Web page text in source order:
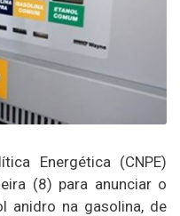
Energética (CNPE)
(8) para anunciar o
anidro na gasolina, de